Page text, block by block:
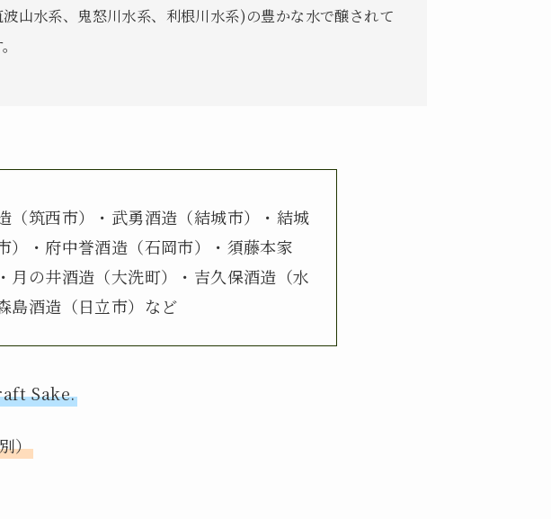
波山水系、鬼怒川水系、利根川水系)の豊かな水で醸されて
（筑西市）・武勇酒造（結城市）・結城
）・府中誉酒造（石岡市）・須藤本家
月の井酒造（大洗町）・吉久保酒造（水
島酒造（日立市）など
Sake.
）